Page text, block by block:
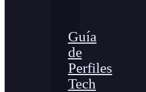
Guía
de
Perfiles
Tech